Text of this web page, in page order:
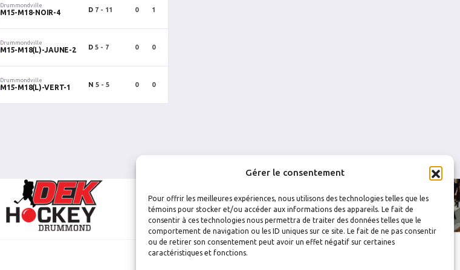
Gérer le consentement
Pour offrir les meilleures expériences, nous utilisons des technologies telles que les
témoins pour stocker et/ou accéder aux informations des appareils. Le fait de
consentir à ces technologies nous permettra de traiter des données telles que le
comportement de navigation ou les ID uniques sur ce site. Le fait de ne pas consentir
ou de retirer son consentement peut avoir un effet négatif sur certaines
caractéristiques et fonctions.
Drummondville
M15-M18-NOIR-4 D 7 - 11 0 1
Drummondville
M15-M18(L)-JAUNE-2 D 5 - 7 0 0
Drummondville
M15-M18(L)-VERT-1 N 5 - 5 0 0